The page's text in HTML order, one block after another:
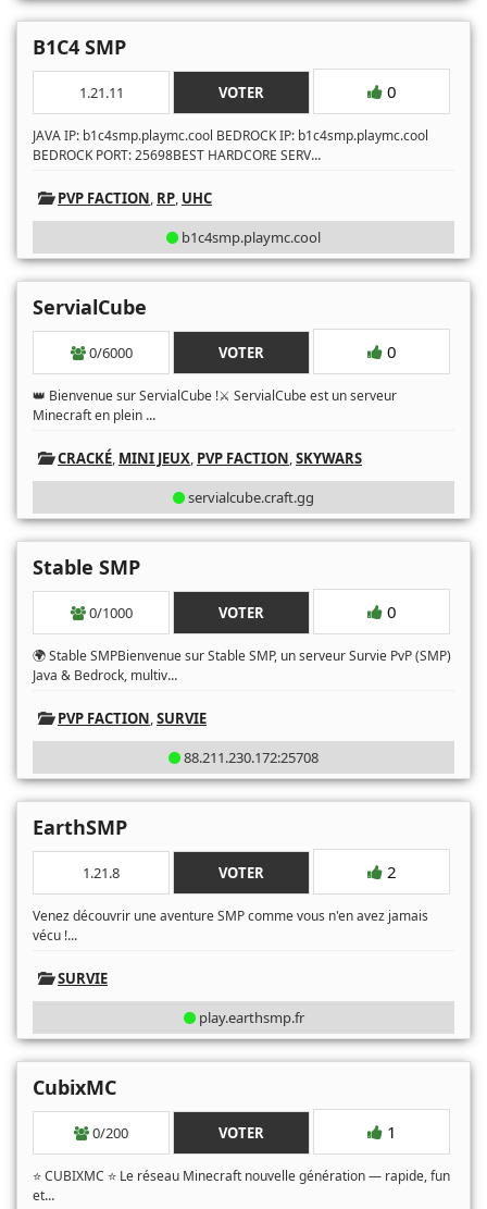
B1C4 SMP
1.21.11 VOTER 0
JAVA IP: b1c4smp.playmc.cool BEDROCK IP: b1c4smp.playmc.cool
BEDROCK PORT: 25698BEST HARDCORE SERV...
PVP FACTION, RP, UHC
b1c4smp.playmc.cool
ServialCube
0/6000 VOTER 0
👑 Bienvenue sur ServialCube !⚔️ ServialCube est un serveur
Minecraft en plein ...
CRACKÉ, MINI JEUX, PVP FACTION,SKYWARS
servialcube.craft.gg
Stable SMP
0/1000 VOTER 0
🌍 Stable SMPBienvenue sur Stable SMP, un serveur Survie PvP (SMP)
Java & Bedrock, multiv...
PVP FACTION,SURVIE
88.211.230.172:25708
EarthSMP
1.21.8 VOTER 2
Venez découvrir une aventure SMP comme vous n'en avez jamais
vécu !...
SURVIE
play.earthsmp.fr
CubixMC
0/200 VOTER 1
⭐ CUBIXMC ⭐ Le réseau Minecraft nouvelle génération — rapide, fun
et...